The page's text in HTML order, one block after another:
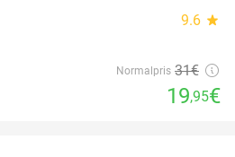
9.6 star
Normalpris 31€
19,95€